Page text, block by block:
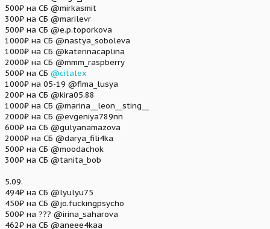
500₽ на СБ @mirkasmit
300₽ на СБ @marilevr
500₽ на СБ @e.p.toporkova
1000₽ на СБ @nastya_soboleva
1000₽ на СБ @katerinacaplina
2000₽ на СБ @mmm_raspberry
500₽ на СБ @citalex
1000₽ на 05-19 @fima_lusya
200₽ на СБ @kira05.88
1000₽ на СБ @marina__leon__sting__
2000₽ на СБ @evgeniya789nn
600₽ на СБ @gulyanamazova
2000₽ на СБ @darya_fili4ka
500₽ на СБ @moodachok
300₽ на СБ @tanita_bob
5.09.
494₽ на СБ @lyulyu75
450₽ на СБ @jo.fuckingpsycho
500₽ на ??? @irina_saharova
462₽ на СБ @aneee4kaa